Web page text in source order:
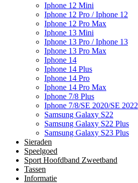
Iphone 12 Mini
Iphone 12 Pro / Iphone 12
Iphone 12 Pro Max
Iphone 13 Mini
Iphone 13 Pro / Iphone 13
Iphone 13 Pro Max
Iphone 14
Iphone 14 Plus
Iphone 14 Pro
Iphone 14 Pro Max
Iphone 7/8 Plus
Iphone 7/8/SE 2020/SE 2022
Samsung Galaxy S22
Samsung Galaxy S22 Plus
Samsung Galaxy S23 Plus
Sieraden
Speelgoed
Sport Hoofdband Zweetband
Tassen
Informatie